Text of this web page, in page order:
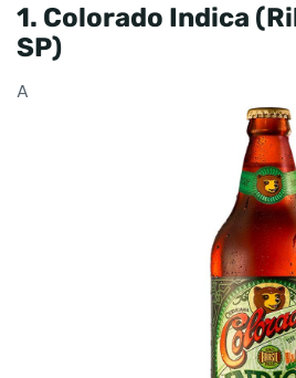
1. Colorado Indica
SP)
A